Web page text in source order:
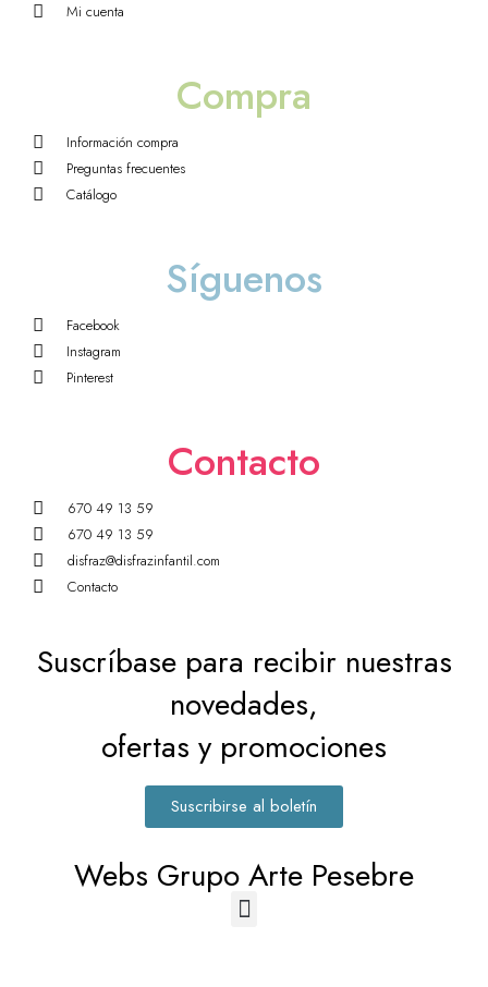
Mi cuenta
Compra
Información compra
Preguntas frecuentes
Catálogo
Síguenos
Facebook
Instagram
Pinterest
Contacto
670 49 13 59
670 49 13 59
disfraz@disfrazinfantil.com
Contacto
Suscríbase para recibir nuestras
novedades,
ofertas y promociones
Suscribirse al boletín
Webs Grupo Arte Pesebre